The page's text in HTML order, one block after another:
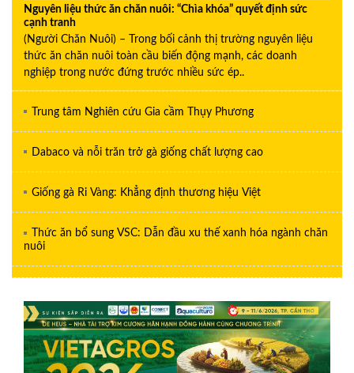
Nguyên liệu thức ăn chăn nuôi: “Chìa khóa” quyết định sức
cạnh tranh
(Người Chăn Nuôi) – Trong bối cảnh thị trường nguyên liệu
thức ăn chăn nuôi toàn cầu biến động mạnh, các doanh
nghiệp trong nước đứng trước nhiều sức ép..
Trung tâm Nghiên cứu Gia cầm Thụy Phương
Dabaco và nỗi trăn trở gà giống chất lượng cao
Giống gà Ri Vàng: Khẳng định thương hiệu Việt
Thức ăn bổ sung VSC: Dẫn đầu xu thế xanh hóa ngành chăn
nuôi